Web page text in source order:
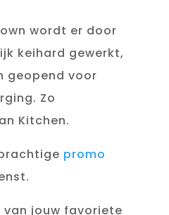
wordt er door
keihard gewerkt,
geopend voor
Zo
Kitchen.
promo
van jouw favoriete